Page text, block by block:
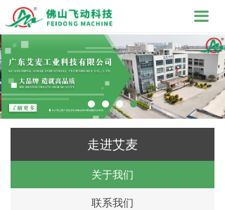
끀
走进艾麦
关于我们
联系我们